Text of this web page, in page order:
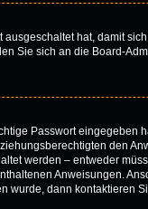
hat, damit
Sie sich an die Board-
Passwort eingegeben
den
werden – entweder
Anweisungen.
wurde, dann kontaktieren